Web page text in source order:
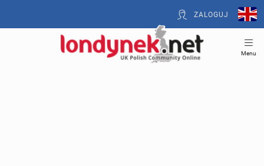
ZALOGUJ
Menu